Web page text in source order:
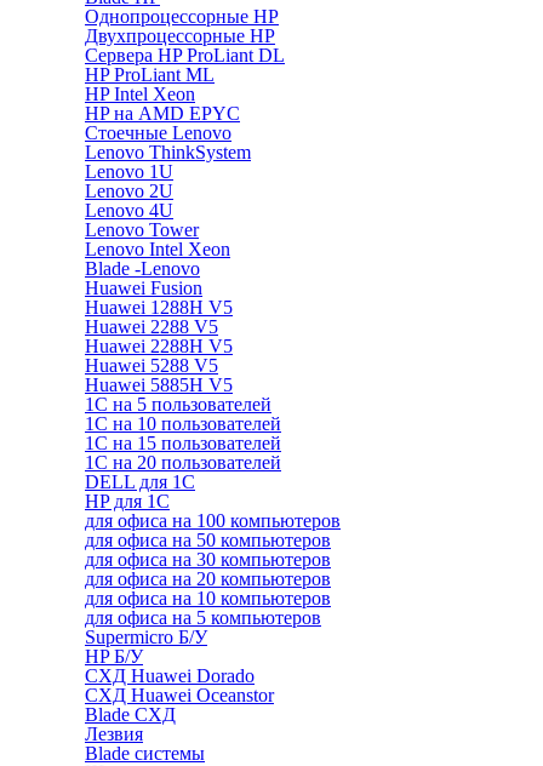
Однопроцессорные HP
Двухпроцессорные HP
Сервера HP ProLiant DL
HP ProLiant ML
HP Intel Xeon
HP на AMD EPYC
Стоечные Lenovo
Lenovo ThinkSystem
Lenovo 1U
Lenovo 2U
Lenovo 4U
Lenovo Tower
Lenovo Intel Xeon
Blade -Lenovo
Huawei Fusion
Huawei 1288H V5
Huawei 2288 V5
Huawei 2288H V5
Huawei 5288 V5
Huawei 5885H V5
1С на 5 пользователей
1С на 10 пользователей
1С на 15 пользователей
1С на 20 пользователей
DELL для 1С
HP для 1С
для офиса на 100 компьютеров
для офиса на 50 компьютеров
для офиса на 30 компьютеров
для офиса на 20 компьютеров
для офиса на 10 компьютеров
для офиса на 5 компьютеров
Supermicro Б/У
HP Б/У
СХД Huawei Dorado
СХД Huawei Oceanstor
Blade СХД
Лезвия
Blade системы